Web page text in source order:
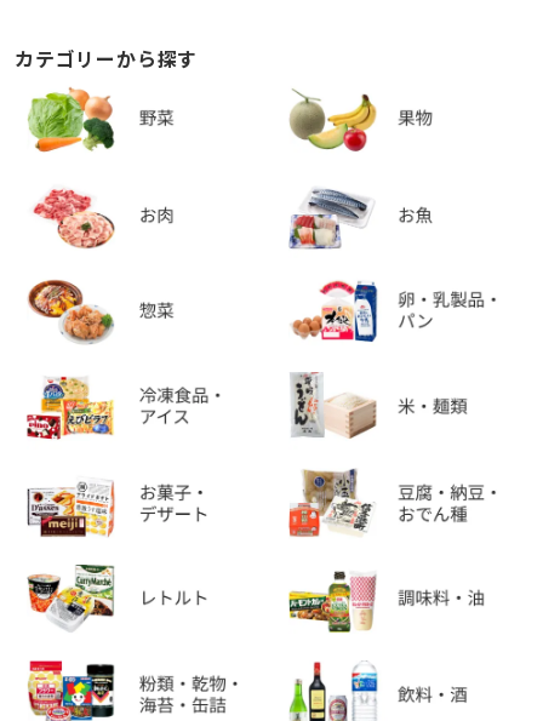
カテゴリーから探す